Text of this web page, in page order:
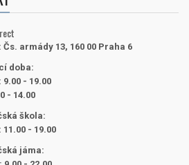
Čs. armády 13, 160 00 Praha 6
doba:
9.00 - 19.00
- 14.00
škola:
11.00 - 19.00
jáma: